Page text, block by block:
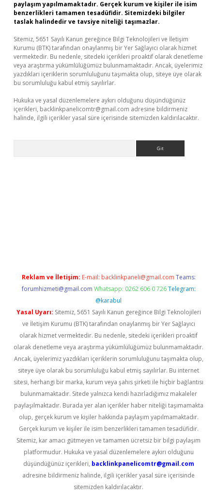
paylaşım yapılmamaktadır. Gerçek kurum ve kişiler ile isim
benzerlikleri tamamen tesadüfidir. Sitemizdeki bilgiler
taslak halindedir ve tavsiye niteliği taşımazlar.
Sitemiz, 5651 Sayılı Kanun gereğince Bilgi Teknolojileri ve İletişim
Kurumu (BTK) tarafından onaylanmış bir Yer Sağlayıcı olarak hizmet
vermektedir. Bu nedenle, sitedeki içerikleri proaktif olarak denetleme
veya araştırma yükümlülüğümüz bulunmamaktadır. Ancak, üyelerimiz
yazdıkları içeriklerin sorumluluğunu taşımakta olup, siteye üye olarak
bu sorumluluğu kabul etmiş sayılırlar.
Hukuka ve yasal düzenlemelere aykırı olduğunu düşündüğünüz
içerikleri, backlinkpanelicomtr@gmail.com adresine bildirmeniz
halinde, ilgili içerikler yasal süre içerisinde sitemizden kaldırılacaktır.
Reklam ve İletişim: E-mail: backlinkpaneli@gmail.com Teams:
forumhizmeti@gmail.com Whatsapp: 0262 606 0 726 Telegram:
@karabul
Yasal Uyarı: Sitemiz, 5651 Sayılı Kanun gereğince Bilgi Teknolojileri
ve İletişim Kurumu (BTK) tarafından onaylanmış bir Yer Sağlayıcı
olarak hizmet vermektedir. Bu nedenle, sitedeki içerikleri proaktif
olarak denetleme veya araştırma yükümlülüğümüz bulunmamaktadır.
Ancak, üyelerimiz yazdıkları içeriklerin sorumluluğunu taşımakta olup,
siteye üye olarak bu sorumluluğu kabul etmiş sayılırlar. Bu internet
sitesi, herhangi bir marka, kurum veya şahıs şirketi ile hiçbir bağlantısı
bulunmamaktadır. Sitede yalnızca kendi hazırladığımız makaleler
paylaşılmaktadır. Burada yer alan içerikler haber niteliği taşımamakta
olup, gerçek kurum ve kişiler hakkında paylaşım yapılmamaktadır.
Gerçek kurum ve kişiler ile isim benzerlikleri tamamen tesadüfidir.
Sitemiz, kar amacı gütmeyen ve tamamen ücretsiz bir bilgi paylaşım
platformudur. Hukuka ve yasal düzenlemelere aykırı olduğunu
düşündüğünüz içerikleri, backlinkpanelicomtr@gmail.com
adresine bildirmeniz halinde, ilgili içerikler yasal süre içerisinde
sitemizden kaldırılacaktır.